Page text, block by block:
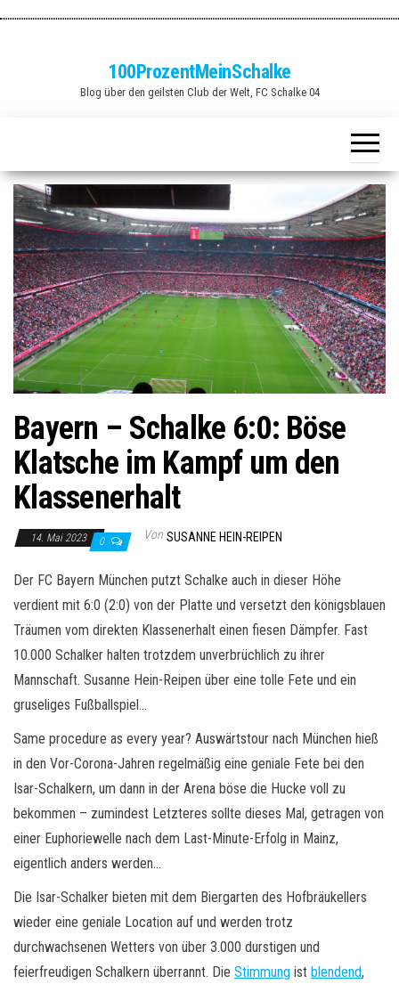
100ProzentMeinSchalke
Blog über den geilsten Club der Welt, FC Schalke 04
Bayern – Schalke 6:0: Böse
Klatsche im Kampf um den
Klassenerhalt
14. Mai 2023 0 Von SUSANNE HEIN-REIPEN
Der FC Bayern München putzt Schalke auch in dieser Höhe
verdient mit 6:0 (2:0) von der Platte und versetzt den königsblauen
Träumen vom direkten Klassenerhalt einen fiesen Dämpfer. Fast
10.000 Schalker halten trotzdem unverbrüchlich zu ihrer
Mannschaft. Susanne Hein-Reipen über eine tolle Fete und ein
gruseliges Fußballspiel…
Same procedure as every year? Auswärtstour nach München hieß
in den Vor-Corona-Jahren regelmäßig eine geniale Fete bei den
Isar-Schalkern, um dann in der Arena böse die Hucke voll zu
bekommen – zumindest Letzteres sollte dieses Mal, getragen von
einer Euphoriewelle nach dem Last-Minute-Erfolg in Mainz,
eigentlich anders werden…
Die Isar-Schalker bieten mit dem Biergarten des Hofbräukellers
wieder eine geniale Location auf und werden trotz
durchwachsenen Wetters von über 3.000 durstigen und
feierfreudigen Schalkern überrannt. Die Stimmung ist blendend,